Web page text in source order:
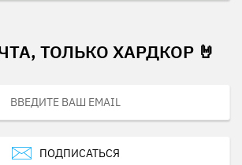
ТОЛЬКО ХАРДКОР 🤘
ПОДПИСАТЬСЯ